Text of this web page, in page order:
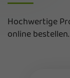
Hochwertige
online